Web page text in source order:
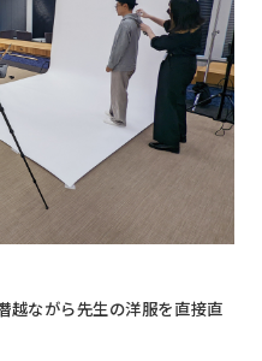
越ながら先生の洋服を直接直